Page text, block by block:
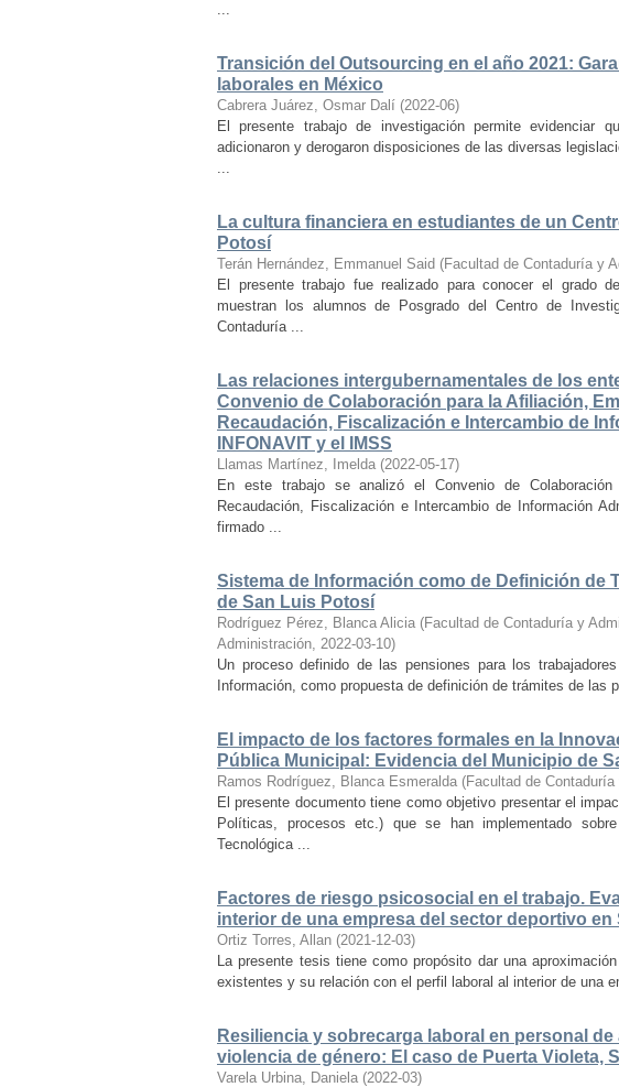
...
Transición del Outsourcing en el año 2021:
laborales en México
Cabrera Juárez, Osmar Dalí (2022-06)
El presente trabajo de investigación permite evidenciar
adicionaron y derogaron disposiciones de las diversas
...
La cultura financiera en estudiantes de un
Potosí
Terán Hernández, Emmanuel Said (Facultad de Contaduría y
El presente trabajo fue realizado para conocer el grado
muestran los alumnos de Posgrado del Centro de
Contaduría ...
Las relaciones intergubernamentales de los
Convenio de Colaboración para la Afiliación,
Recaudación, Fiscalización e Intercambio de
INFONAVIT y el IMSS
Llamas Martínez, Imelda (2022-05-17)
En este trabajo se analizó el Convenio de
Recaudación, Fiscalización e Intercambio de Información
firmado ...
Sistema de Información como de Definición de
de San Luis Potosí
Rodríguez Pérez, Blanca Alicia (Facultad de Contaduría y
Administración, 2022-03-10)
Un proceso definido de las pensiones para los
Información, como propuesta de definición de trámites de
El impacto de los factores formales en la
Pública Municipal: Evidencia del Municipio de
Ramos Rodríguez, Blanca Esmeralda (Facultad de
El presente documento tiene como objetivo presentar el
Políticas, procesos etc.) que se han implementado
Tecnológica ...
Factores de riesgo psicosocial en el trabajo.
interior de una empresa del sector deportivo en
Ortiz Torres, Allan (2021-12-03)
La presente tesis tiene como propósito dar una
existentes y su relación con el perfil laboral al interior de una
Resiliencia y sobrecarga laboral en personal
violencia de género: El caso de Puerta Violeta,
Varela Urbina, Daniela (2022-03)